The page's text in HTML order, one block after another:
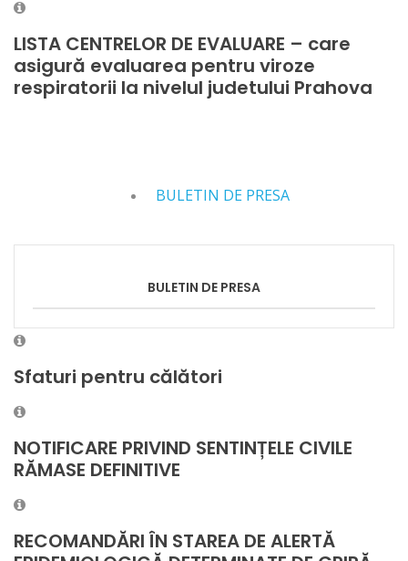
LISTA CENTRELOR DE EVALUARE – care
asigură evaluarea pentru viroze
respiratorii la nivelul judetului Prahova
BULETIN DE PRESA
BULETIN DE PRESA
Sfaturi pentru călători
NOTIFICARE PRIVIND SENTINȚELE CIVILE
RĂMASE DEFINITIVE
RECOMANDĂRI ÎN STAREA DE ALERTĂ